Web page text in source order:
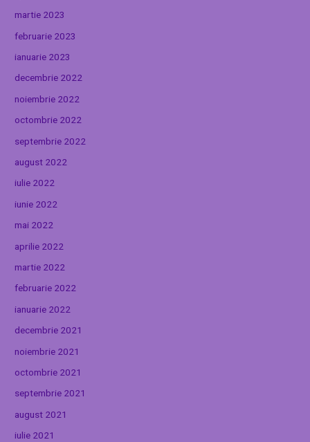
martie 2023
februarie 2023
ianuarie 2023
decembrie 2022
noiembrie 2022
octombrie 2022
septembrie 2022
august 2022
iulie 2022
iunie 2022
mai 2022
aprilie 2022
martie 2022
februarie 2022
ianuarie 2022
decembrie 2021
noiembrie 2021
octombrie 2021
septembrie 2021
august 2021
iulie 2021